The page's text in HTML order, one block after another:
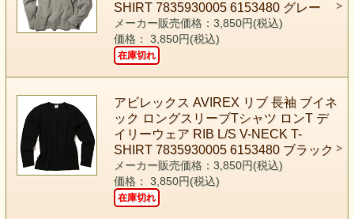
SHIRT 7835930005 6153480 グレー
メーカー販売価格：3,850円(税込)
価格： 3,850円(税込)
在庫切れ
アビレックス AVIREX リブ 長袖 ブイネ
ック ロングスリーブTシャツ ロンT デ
イリーウェア RIB L/S V-NECK T-
SHIRT 7835930005 6153480 ブラック
メーカー販売価格：3,850円(税込)
価格： 3,850円(税込)
在庫切れ